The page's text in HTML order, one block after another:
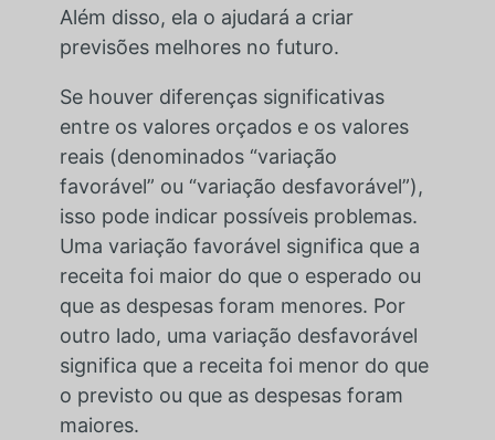
Além disso, ela o ajudará a criar
previsões melhores no futuro.
Se houver diferenças significativas
entre os valores orçados e os valores
reais (denominados “variação
favorável” ou “variação desfavorável”),
isso pode indicar possíveis problemas.
Uma variação favorável significa que a
receita foi maior do que o esperado ou
que as despesas foram menores. Por
outro lado, uma variação desfavorável
significa que a receita foi menor do que
o previsto ou que as despesas foram
maiores.